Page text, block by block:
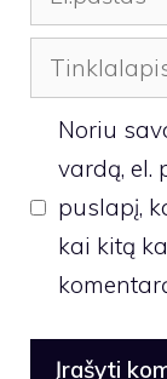
Tinklalapis
Noriu
vardą, el.
puslapį,
kai kitą